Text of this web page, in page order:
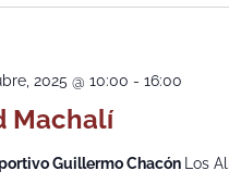
Machalí
2025 @ 10:00 - 16:00
Guillermo Chacón Los